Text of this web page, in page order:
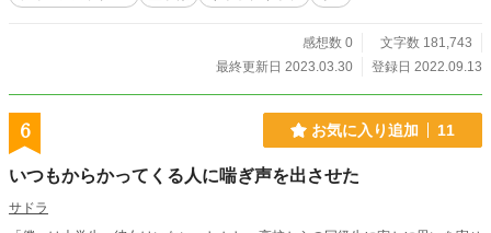
------- 【エブ大賞2022 めちゃコミック 女性向け恋愛マンガ原
んでいただけました。（2023/04/12）
感想数 0
文字数 181,743
最終更新日 2023.03.30
登録日 2022.09.13
6 お気に入り追加 11
いつもからかってくる人に喘ぎ声を出させた
サドラ